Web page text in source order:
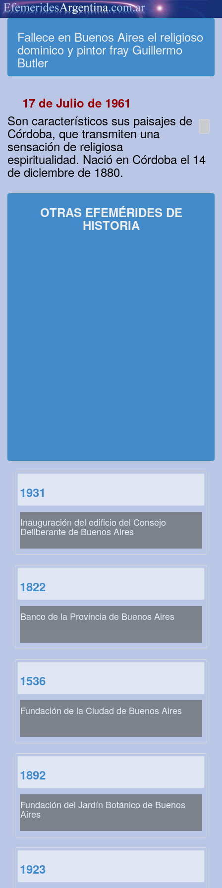
Fallece en Buenos Aires el religioso
dominico y pintor fray Guillermo
Butler
17 de Julio de 1961
Son característicos sus paisajes de
Córdoba, que transmiten una
sensación de religiosa
espiritualidad. Nació en Córdoba el 14
de diciembre de 1880.
OTRAS EFEMÉRIDES DE
HISTORIA
1931
Inauguración del edificio del Consejo
Deliberante de Buenos Aires
1822
Banco de la Provincia de Buenos Aires
1536
Fundación de la Ciudad de Buenos Aires
1892
Fundación del Jardín Botánico de Buenos
Aires
1923